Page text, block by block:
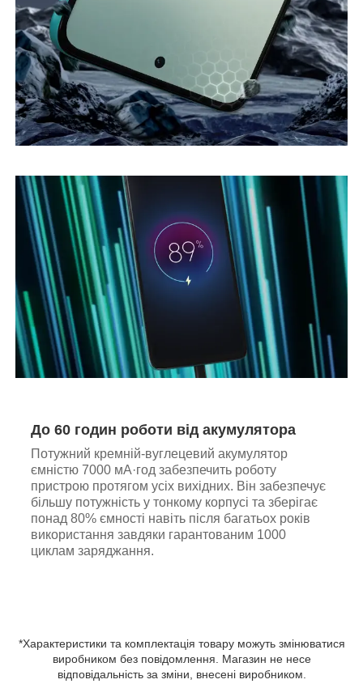
До 60 годин роботи від акумулятора
Потужний кремній-вуглецевий акумулятор
ємністю 7000 мА·год забезпечить роботу
пристрою протягом усіх вихідних. Він забезпечує
більшу потужність у тонкому корпусі та зберігає
понад 80% ємності навіть після багатьох років
використання завдяки гарантованим 1000
циклам заряджання.
*Характеристики та комплектація товару можуть змінюватися
виробником без повідомлення. Магазин не несе
відповідальність за зміни, внесені виробником.